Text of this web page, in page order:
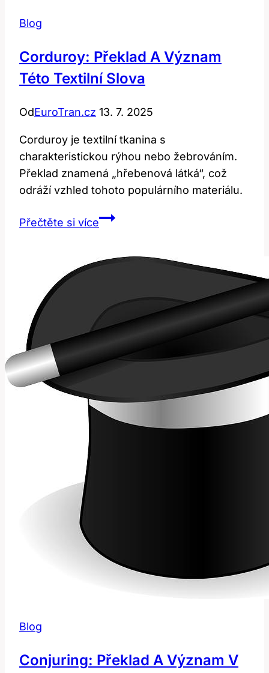
Blog
Corduroy: Překlad A Význam
Této Textilní Slova
OdEuroTran.cz 13. 7. 2025
Corduroy je textilní tkanina s
charakteristickou rýhou nebo žebrováním.
Překlad znamená „hřebenová látká“, což
odráží vzhled tohoto populárního materiálu.
Přečtěte si víceCorduroy:
Význam
Textilní
Slova
Blog
Conjuring: Překlad A Význam V